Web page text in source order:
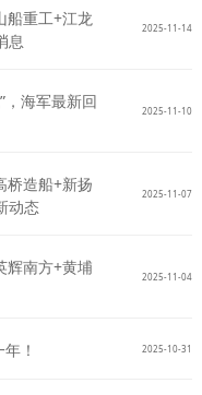
船重工+江龙
息
2025-11-14
，海军最新回
2025-11-10
桥造船+新扬
动态
2025-11-07
辉南方+黄埔
2025-11-04
！ 2025-10-31